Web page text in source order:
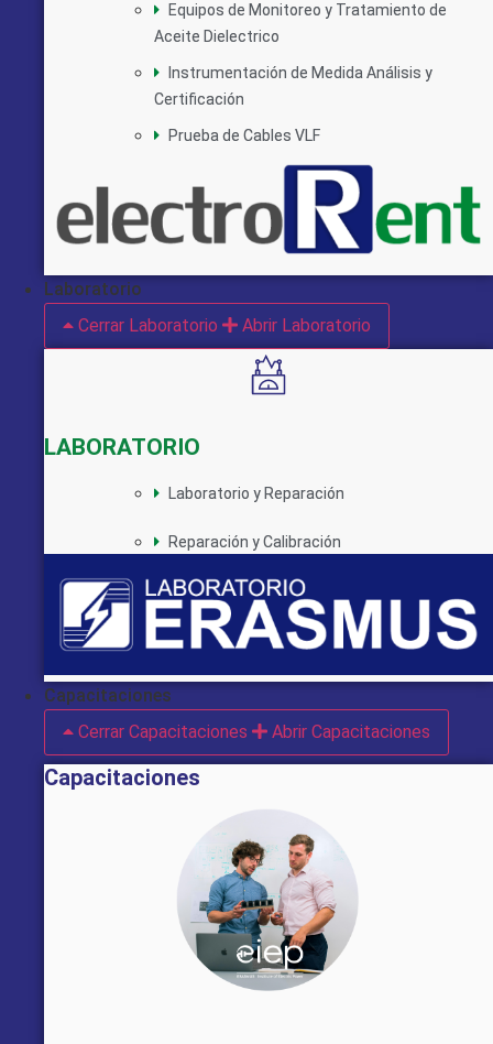
Equipos de Monitoreo y Tratamiento de
Aceite Dielectrico
Instrumentación de Medida Análisis y
Certificación
Prueba de Cables VLF
Laboratorio
Cerrar Laboratorio
Abrir Laboratorio
LABORATORIO
Laboratorio y Reparación
Reparación y Calibración
Capacitaciones
Cerrar Capacitaciones
Abrir Capacitaciones
Capacitaciones